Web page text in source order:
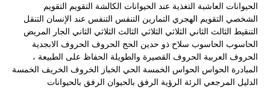
الحيوانات العاشبة التغذية عند الحيوانات الكالشة التقويم التقويم
الشخصي التقويم الهجري التمارين التنفس التنفس عند الإنسان التنقل
التنقيط الثالث الثاني الثلاثي الثلاثي الثالث الثلاثي الثاني الجار المريض
الحاسوب الحاسوب سلاح ذو حدين الحج الحروف الحروف الابجدية
الحروف العربية الحروف القصيرة والطويلة الحفاظ على الطبيعة ،
المبادرة الحواس الحواس الخمسة الحي الخباز الخروف الخريف الخمسة
الدليل المرجعي الرئة الرؤية الرفق بالحيوان الرفق بالحيوانات